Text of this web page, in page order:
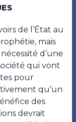
de l’État au
mais
d’une
qui vont
pour
qu’un
des
devrait